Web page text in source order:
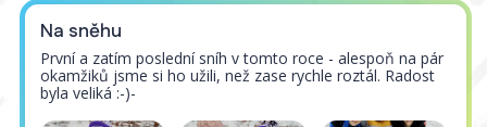
Na sněhu
První a zatím poslední sníh v tomto roce - alespoň na pár
okamžiků jsme si ho užili, než zase rychle roztál. Radost
byla veliká :-)-